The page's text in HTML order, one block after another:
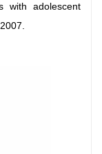
with adolescent